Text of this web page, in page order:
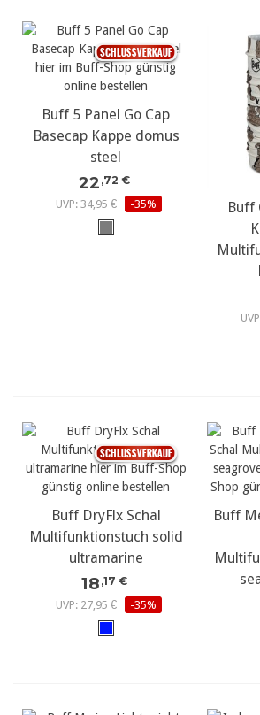
Buff 5 Panel Go Cap
Basecap Kappe domus
steel
22 ,72 €
UVP: 34,95 €
-35%
Buff
Buff DryFlx Schal
Multifunktionstuch solid
ultramarine
18 ,17 €
UVP: 27,95 €
-35%
Buff